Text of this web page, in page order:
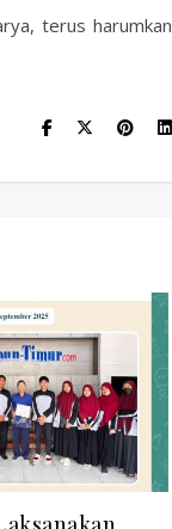
terus harumkan